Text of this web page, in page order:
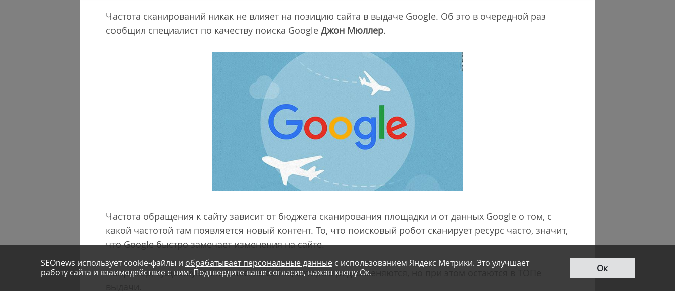
Частота сканирований никак не влияет на позицию сайта в выдаче Google. Об это в очередной раз
сообщил специалист по качеству поиска GoogleДжон Мюллер.
Частота обращения к сайту зависит от бюджета сканирования площадки и от данных Google о том, с
какой частотой там появляется новый контент. То, что поисковый робот сканирует ресурс часто, значит,
что Google быстро замечает изменения на сайте.
Например, существуют статические сайты, которые редко меняются, но при этом остаются в ТОПе
SEOnews использует cookie-файлы и обрабатывает персональные данныес использованием Яндекс Метрики. Это улучшает
работу сайта и взаимодействие с ним. Подтвердите ваше согласие, нажав кнопу Ок.
Ок